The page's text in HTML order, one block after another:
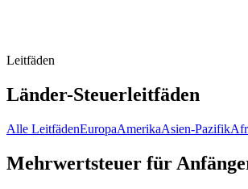
Leitfäden
Länder-Steuerleitfäden
Alle LeitfädenEuropaAmerikaAsien-Pazifik
Mehrwertsteuer für